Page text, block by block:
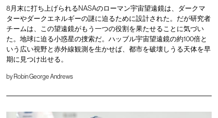
8月末に打ち上げられるNASAのローマン宇宙望遠鏡は、ダークマ
ターやダークエネルギーの謎に迫るために設計された。だが研究者
チームは、この望遠鏡がもう一つの役割を果たせることに気づい
た。地球に迫る小惑星の捜索だ。ハッブル宇宙望遠鏡の約100倍と
いう広い視野と赤外線観測を生かせば、都市を破壊しうる天体を早
期に見つけ出せる。
byRobin George Andrews